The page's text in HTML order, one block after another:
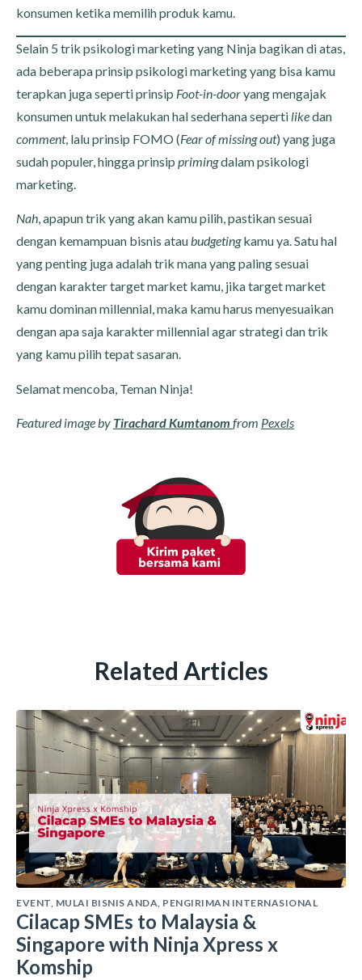
konsumen ketika memilih produk kamu.
Selain 5 trik psikologi marketing yang Ninja bagikan di atas,
ada beberapa prinsip psikologi marketing yang bisa kamu
terapkan juga seperti prinsip Foot-in-dooryang mengajak
konsumen untuk melakukan hal sederhana seperti likedan
comment, lalu prinsip FOMO (Fear of missing out) yang juga
sudah populer, hingga prinsip primingdalam psikologi
marketing.
Nah, apapun trik yang akan kamu pilih, pastikan sesuai
dengan kemampuan bisnis ataubudgetingkamu ya. Satu hal
yang penting juga adalah trik mana yang paling sesuai
dengan karakter target market kamu, jika target market
kamu dominan millennial, maka kamu harus menyesuaikan
dengan apa saja karakter millennial agar strategi dan trik
yang kamu pilih tepat sasaran.
Selamat mencoba, Teman Ninja!
Featured image by Tirachard Kumtanom from Pexels
Related Articles
EVENT, MULAI BISNIS ANDA, PENGIRIMAN INTERNASIONAL
Cilacap SMEs to Malaysia &
Singapore with Ninja Xpress x
Komship